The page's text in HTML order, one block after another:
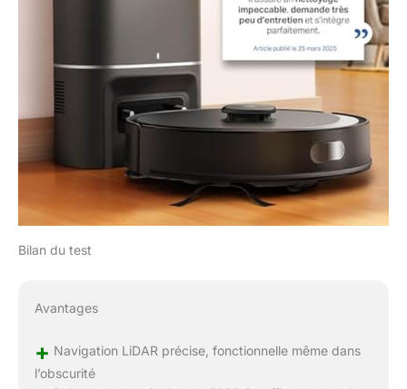
Bilan du test
Avantages
+ Navigation LiDAR précise, fonctionnelle même dans
l’obscurité